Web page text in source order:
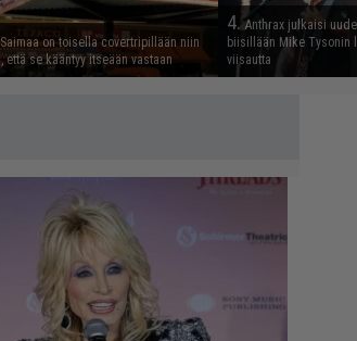
on toisella covertripillään niin
että se kääntyy itseään vastaan
4.Anthrax julkaisi
biisillään Mike Tysonin
viisautta